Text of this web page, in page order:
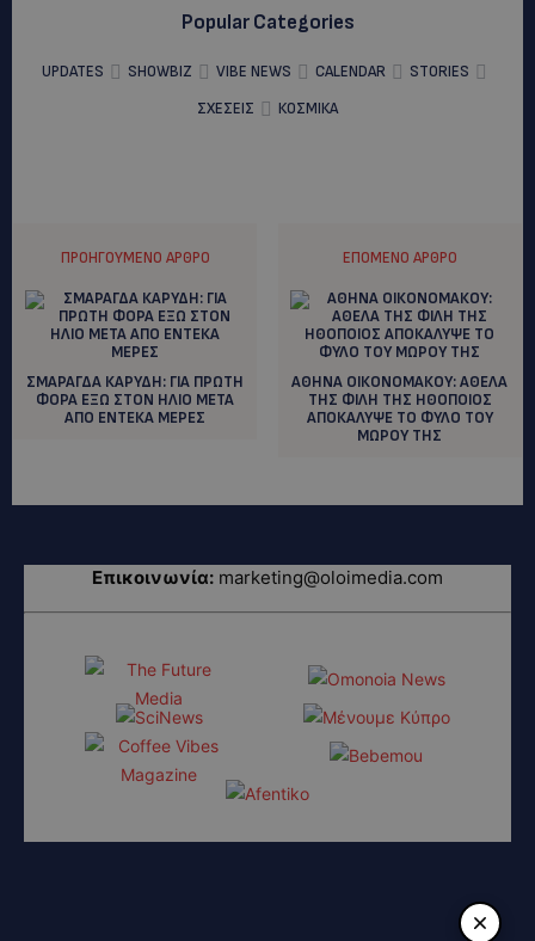
Popular Categories
UPDATES SHOWBIZ VIBE NEWS CALENDAR
STORIES
ΣΧΕΣΕΙΣ
ΚΟΣΜΙΚΑ
ΠΡΟΗΓΟΎΜΕΝΟ ΆΡΘΡΟ
ΣΜΑΡΑΓΔΑ ΚΑΡΥΔΗ: ΓΙΑ ΠΡΩΤΗ
ΦΟΡΑ ΕΞΩ ΣΤΟΝ ΗΛΙΟ ΜΕΤΑ
ΑΠΟ ΕΝΤΕΚΑ ΜΕΡΕΣ
ΕΠΌΜΕΝΟ ΆΡΘΡΟ
ΑΘΗΝΑ ΟΙΚΟΝΟΜΑΚΟΥ: ΑΘΕΛΑ
ΤΗΣ ΦΙΛΗ ΤΗΣ ΗΘΟΠΟΙΟΣ
ΑΠΟΚΑΛΥΨΕ ΤΟ ΦΥΛΟ ΤΟΥ
ΜΩΡΟΥ ΤΗΣ
Επικοινωνία: marketing@oloimedia.com